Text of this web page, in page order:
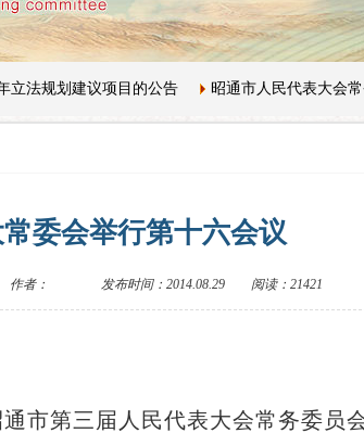
规划建议项目的公告 昭通市人民代表大会常务委
委会举行第十六会议
作者： 发布时间：2014.08.29 阅读：21421
市第三届人民代表大会常务委员